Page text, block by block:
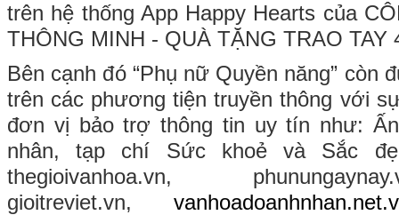
trên hệ thống App Happy Hearts của
THÔNG MINH - QUÀ TẶNG TRAO TAY
Bên cạnh đó “Phụ nữ Quyền năng” còn
trên các phương tiện truyền thông với
đơn vị bảo trợ thông tin uy tín như:
nhân, tạp chí Sức khoẻ và Sắc
thegioivanhoa.vn,
gioitreviet.vn,va